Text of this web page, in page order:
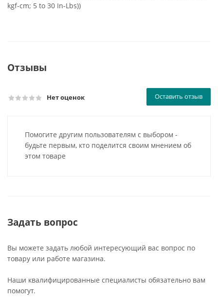
kgf-cm; 5 to 30 In-Lbs))
Отзывы
Нет оценок Оставить отзыв
Помогите другим пользователям с выбором -
будьте первым, кто поделится своим мнением об
этом товаре
Задать вопрос
Вы можете задать любой интересующий вас вопрос по
товару или работе магазина.
Наши квалифицированные специалисты обязательно вам
помогут.